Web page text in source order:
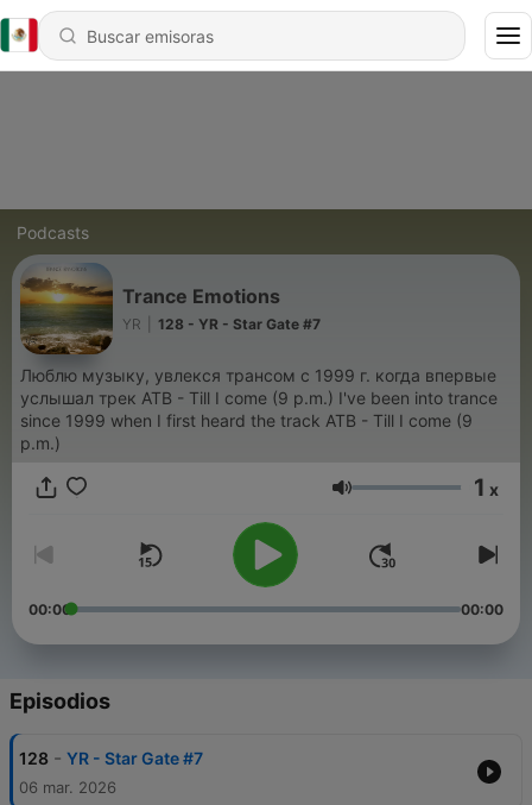
Podcasts
Trance Emotions
YR 128 - YR - Star Gate #7
Люблю музыку, увлекся трансом с 1999 г. когда впервые
услышал трек ATB - Till I come (9 p.m.) I've been into trance
since 1999 when I first heard the track ATB - Till I come (9
p.m.)
Volumen 1 x
00:00 00:00
Episodios
128 - YR - Star Gate #7
06 mar. 2026